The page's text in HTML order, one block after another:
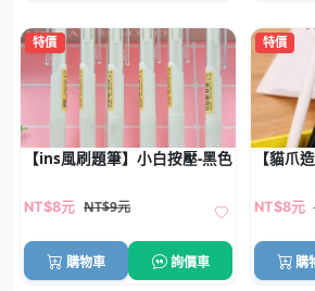
特價
【ins風刷題筆】小白按壓-黑色中性原子筆
NT$8元 NT$9元
購物車 詢價車
特價
【貓爪
NT$8元
購